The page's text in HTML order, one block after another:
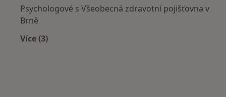
Psychologové s Všeobecná zdravotní pojišťovna v
Brně
Více (3)